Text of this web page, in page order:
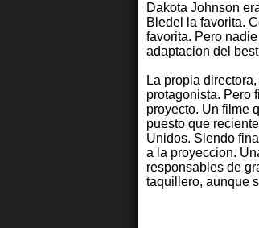
Dakota Johnson
Bledel la favorita.
favorita. Pero
adaptacion del
La propia
protagonista. Pero
proyecto. Un filme
puesto que
Unidos. Siendo
a la proyeccion.
responsables de
taquillero, aunque